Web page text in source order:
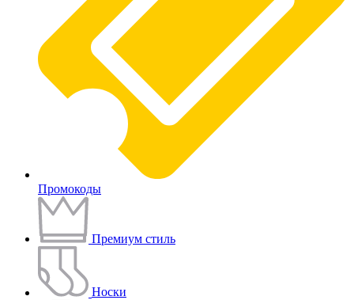
Промокоды
Премиум стиль
Носки